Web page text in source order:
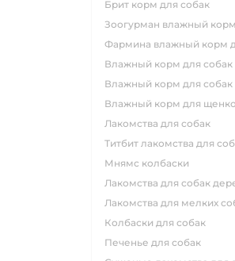
брит корм для собак
зоогурман влажный
фармина влажный корм
влажный корм для
влажный корм для
влажный корм для
лакомства для собак
титбит лакомства для
мнямс колбаски
лакомства для собак
лакомства для мелких
колбаски для собак
печенье для собак